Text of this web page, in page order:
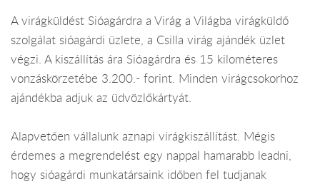
A virágküldést Sióagárdra a Virág a Világba virágküldő
szolgálat sióagárdi üzlete, a Csilla virág ajándék üzlet
végzi. A kiszállítás ára Sióagárdra és 15 kilométeres
vonzáskörzetébe 3.200.- forint. Minden virágcsokorhoz
ajándékba adjuk az üdvözlőkártyát.
Alapvetően vállalunk aznapi virágkiszállítást. Mégis
érdemes a megrendelést egy nappal hamarabb leadni,
hogy sióagárdi munkatársaink időben fel tudjanak